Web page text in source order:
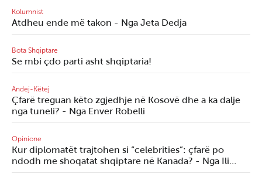
Kolumnist
Atdheu ende më takon - Nga Jeta Dedja
Bota Shqiptare
Se mbi çdo parti asht shqiptaria!
Andej-Këtej
Çfarë treguan këto zgjedhje në Kosovë dhe a ka dalje
nga tuneli? - Nga Enver Robelli
Opinione
Kur diplomatët trajtohen si “celebrities”: çfarë po
ndodh me shoqatat shqiptare në Kanada? - Nga Ili…